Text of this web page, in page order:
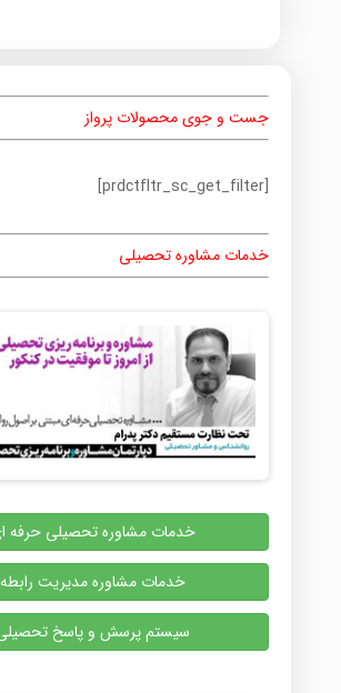
جست و جوی محصولات پرواز
[prdctfltr_sc_get_filter]
خدمات مشاوره تحصیلی
خدمات مشاوره تحصیلی حرفه
خدمات مشاوره مدیریت رابطه
سیستم پرسش و پاسخ